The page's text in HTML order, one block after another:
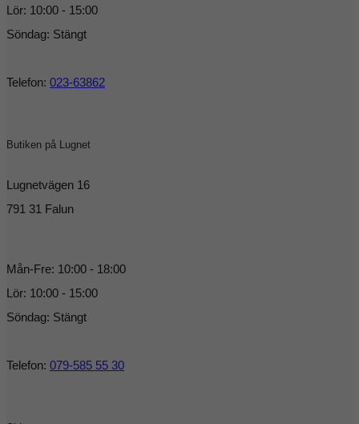
Lör: 10:00 - 15:00
Söndag: Stängt
Telefon: 023-63862
Butiken på Lugnet
Lugnetvägen 16
791 31 Falun
Mån-Fre: 10:00 - 18:00
Lör: 10:00 - 15:00
Söndag: Stängt
Telefon: 079-585 55 30